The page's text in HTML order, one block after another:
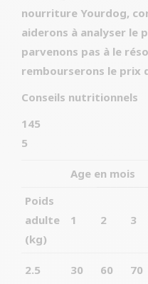
nourriture Yourdog,
aiderons à analyser le
parvenons pas à le
rembourserons le prix
Conseils nutritionnels
145
5
Age en mois
Poids
adulte
(kg)
1 2 3
2.5 30 60 70